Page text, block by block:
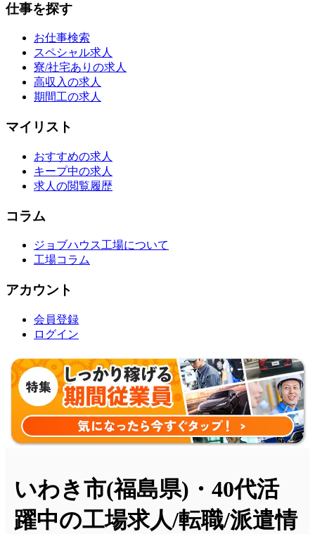
仕事を探す
お仕事検索
スペシャル求人
寮/社宅ありの求人
高収入の求人
期間工の求人
マイリスト
おすすめの求人
キープ中の求人
求人の閲覧履歴
コラム
ジョブハウス工場について
工場コラム
アカウント
会員登録
ログイン
いわき市(福島県)・40代活
躍中の工場求人/転職/派遣情